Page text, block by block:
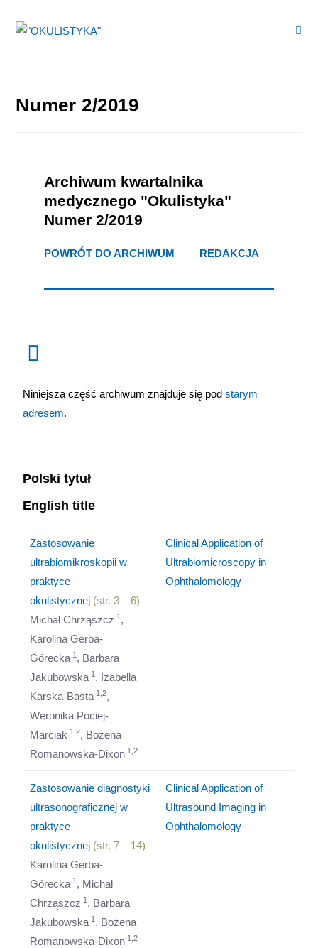
Numer 2/2019
Archiwum kwartalnika
medycznego "Okulistyka"
Numer 2/2019
POWRÓT DO ARCHIWUM REDAKCJA
Niniejsza część archiwum znajduje się podstarym
adresem.
Polski tytuł
English title
Zastosowanie
ultrabiomikroskopii w
praktyce
okulistycznej (str. 3 – 6)
Michał Chrząszcz 1 ,
Karolina Gerba-
Górecka 1 , Barbara
Jakubowska 1 , Izabella
Karska-Basta 1,2,
Weronika Pociej-
Marciak 1,2, Bożena
Romanowska-Dixon 1,2
Clinical Application of
Ultrabiomicroscopy in
Ophthalomology
Zastosowanie diagnostyki
ultrasonograficznej w
praktyce
okulistycznej (str. 7 – 14)
Karolina Gerba-
Górecka 1 , Michał
Chrząszcz 1 , Barbara
Jakubowska 1 , Bożena
Romanowska-Dixon 1,2
Clinical Application of
Ultrasound Imaging in
Ophthalomology